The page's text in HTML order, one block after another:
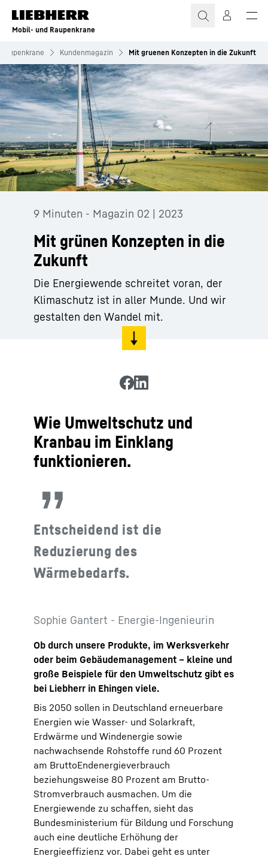
Zum Inhalt springen
Mobil- und Raupenkrane
Kundenmagazin Mit gruenen Konzepten in die Zukunft
9 Minuten - Magazin 02 | 2023
Mit grünen Konzepten in die
Zukunft
Die Energiewende schreitet voran, der
Klimaschutz ist in aller Munde. Und wir
gestalten den Wandel mit.
Wie Umweltschutz und
Kranbau im Einklang
funktionieren.
Entscheidend ist die
Reduzierung des
Wärmebedarfs.
Sophie Gantert - Energie-Ingenieurin
Ob durch unsere Produkte, im Werksverkehr
oder beim Gebäudemanagement – kleine und
große Beispiele für den Umweltschutz gibt es
bei Liebherr in Ehingen viele.
Bis 2050 sollen in Deutschland erneuerbare
Energien wie Wasser- und Solarkraft,
Erdwärme und Windenergie sowie
nachwachsende Rohstoffe rund 60 Prozent
am BruttoEndenergieverbrauch
beziehungsweise 80 Prozent am Brutto-
Stromverbrauch ausmachen. Um die
Energiewende zu schaffen, sieht das
Bundesministerium für Bildung und Forschung
auch eine deutliche Erhöhung der
Energieeffizienz vor. Dabei geht es unter